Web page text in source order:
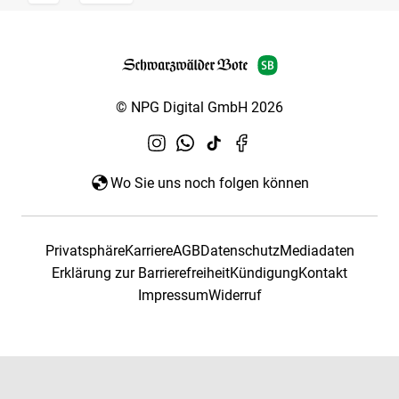
© NPG Digital GmbH 2026
Wo Sie uns noch folgen können
PrivatsphäreKarriereAGBDatenschutzMediadaten
Erklärung zur BarrierefreiheitKündigungKontakt
ImpressumWiderruf